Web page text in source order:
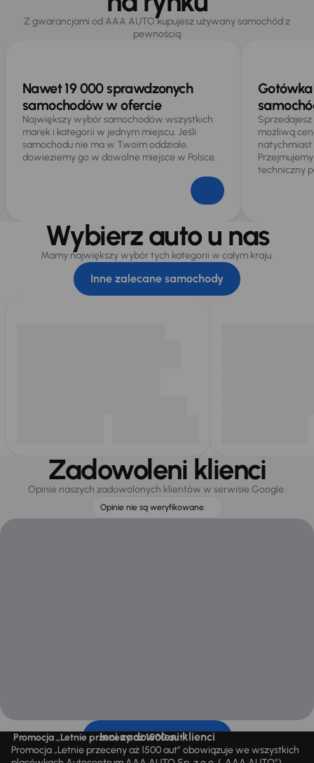
Z gwarancjami od AAA AUTO kupujesz używany samochód z
pewnością
Nawet 19 000 sprawdzonych
samochodów w ofercie
Największy wybór samochodów wszystkich
marek i kategorii w jednym miejscu. Jeśli
samochodu nie ma w Twoim oddziale,
dowieziemy go w dowolne miejsce w Polsce.
możliwą
techniczny
Wybierz auto u nas
Mamy największy wybór tych kategorii w całym kraju.
Inne zalecane samochody
Zadowoleni klienci
Opinie naszych zadowolonych klientów w serwisie Google.
Opinie nie są weryfikowane.
Inni zadowoleni klienci
Promocja „Letnie przeceny aż 1500 aut”
Promocja „Letnie przeceny aż 1500 aut” obowiązuje we wszystkich